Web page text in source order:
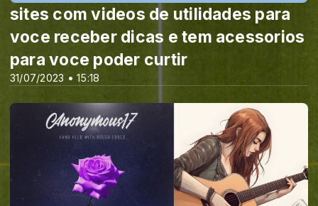
31/07/2023 • 15:18
sites com videos de utilidades para
voce receber dicas e tem acessorios
para voce poder curtir